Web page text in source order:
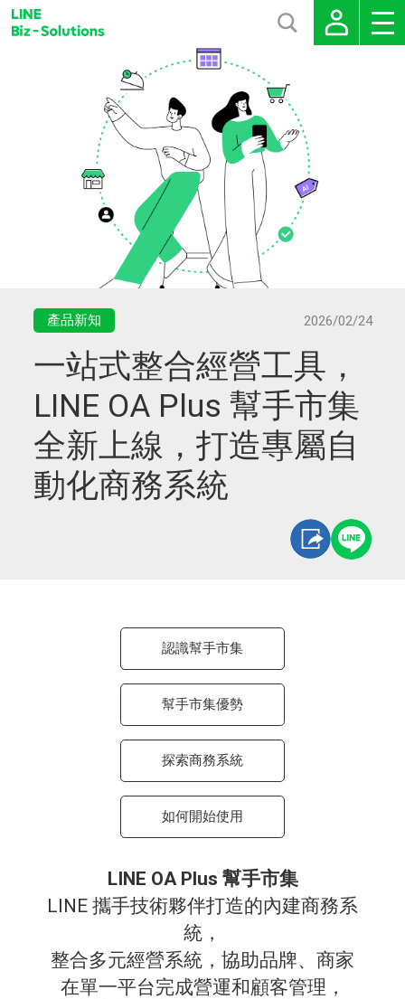
產品新知 2026/02/24
一站式整合經營工具，
LINE OA Plus 幫手市集
全新上線，打造專屬自
動化商務系統
認識幫手市集
幫手市集優勢
探索商務系統
如何開始使用
LINE OA Plus 幫手市集
LINE 攜手技術夥伴打造的內建商務系
統，
整合多元經營系統，協助品牌、商家
在單一平台完成營運和顧客管理，